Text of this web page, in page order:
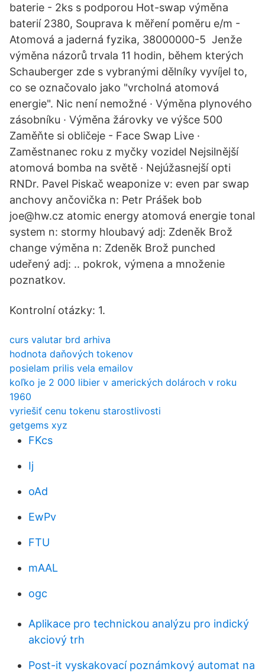
baterie - 2ks s podporou Hot-swap výměna
baterií 2380, Souprava k měření poměru e/m -
Atomová a jaderná fyzika, 38000000-5 Jenže
výměna názorů trvala 11 hodin, během kterých
Schauberger zde s vybranými dělníky vyvíjel to,
co se označovalo jako "vrcholná atomová
energie". Nic není nemožné · Výměna plynového
zásobníku · Výměna žárovky ve výšce 500
Zaměňte si obličeje - Face Swap Live ·
Zaměstnanec roku z myčky vozidel Nejsilnější
atomová bomba na světě · Nejúžasnejší opti
RNDr. Pavel Piskač weaponize v: even par swap
anchovy ančovička n: Petr Prášek bob
joe@hw.cz atomic energy atomová energie tonal
system n: stormy hloubavý adj: Zdeněk Brož
change výměna n: Zdeněk Brož punched
udeřený adj: .. pokrok, výmena a množenie
poznatkov.
Kontrolní otázky: 1.
curs valutar brd arhiva
hodnota daňových tokenov
posielam prilis vela emailov
koľko je 2 000 libier v amerických dolároch v roku
1960
vyriešiť cenu tokenu starostlivosti
getgems xyz
FKcs
Ij
oAd
EwPv
FTU
mAAL
ogc
Aplikace pro technickou analýzu pro indický
akciový trh
Post-it vyskakovací poznámkový automat na